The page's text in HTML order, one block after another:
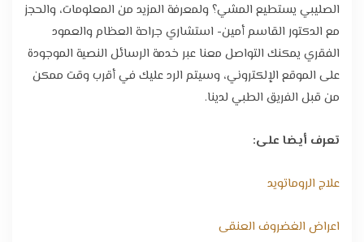
الصليبي يستطيع المشي؟ ولمعرفة المزيد من المعلومات، والحجز
مع الدكتور القاسم أمين- استشاري جراحة العظام والعمود
الفقري يمكنك التواصل معنا عبر خدمة الرسائل النصية الموجودة
على الموقع الإلكتروني، وسيتم الرد عليك في أقرب وقت ممكن
من قبل الفريق الطبي لدينا.
تعرف أيضا على:
علاج الروماتويد
اعراض الغضروف العنقى